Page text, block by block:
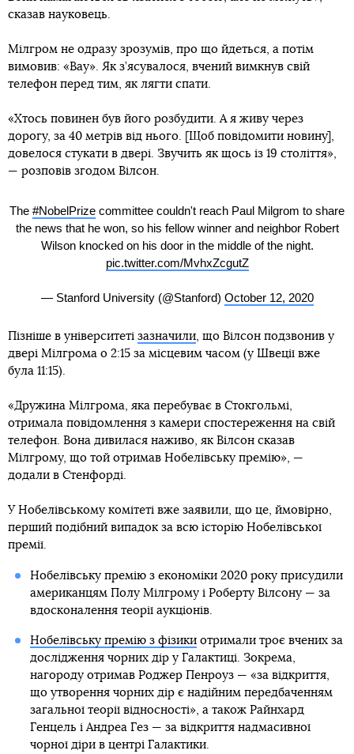
сказав науковець.
Мілгром не одразу зрозумів, про що йдеться, а потім
вимовив: «Вау». Як з’ясувалося, вчений вимкнув свій
телефон перед тим, як лягти спати.
«Хтось повинен був його розбудити. А я живу через
дорогу, за 40 метрів від нього. [Щоб повідомити новину],
довелося стукати в двері. Звучить як щось із 19 століття»,
— розповів згодом Вілсон.
The #NobelPrize committee couldn't reach Paul Milgrom to share
the news that he won, so his fellow winner and neighbor Robert
Wilson knocked on his door in the middle of the night.
pic.twitter.com/MvhxZcgutZ
— Stanford University (@Stanford) October 12, 2020
Пізніше в університеті зазначили, що Вілсон подзвонив у
двері Мілгрома о 2:15 за місцевим часом (у Швеції вже
була 11:15).
«Дружина Мілгрома, яка перебуває в Стокгольмі,
отримала повідомлення з камери спостереження на свій
телефон. Вона дивилася наживо, як Вілсон сказав
Мілгрому, що той отримав Нобелівську премію», —
додали в Стенфорді.
У Нобелівському комітеті вже заявили, що це, ймовірно,
перший подібний випадок за всю історію Нобелівської
премії.
Нобелівську премію з економіки 2020 року присудили
американцям Полу Мілгрому і Роберту Вілсону — за
вдосконалення теорії аукціонів.
Нобелівську премію з фізикиотримали троє вчених за
дослідження чорних дір у Галактиці. Зокрема,
нагороду отримав Роджер Пенроуз — «за відкриття,
що утворення чорних дір є надійним передбаченням
загальної теорії відносності», а також Райнхард
Генцель і Андреа Гез — за відкриття надмасивної
чорної діри в центрі Галактики.